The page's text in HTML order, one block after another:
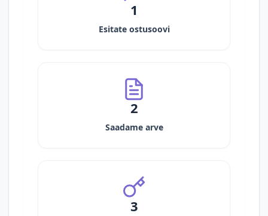
1
Esitate ostusoovi
2
Saadame arve
3